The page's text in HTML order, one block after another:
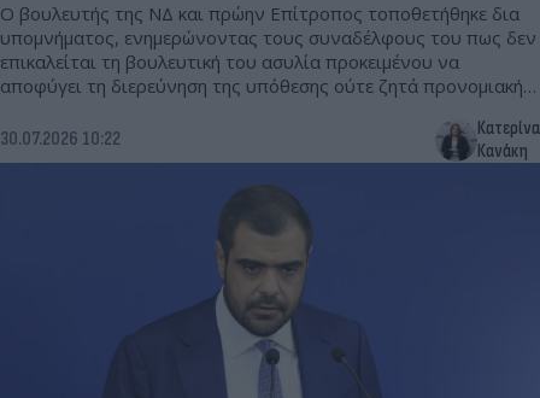
Ο βουλευτής της ΝΔ και πρώην Επίτροπος τοποθετήθηκε δια
υπομνήματος, ενημερώνοντας τους συναδέλφους του πως δεν
επικαλείται τη βουλευτική του ασυλία προκειμένου να
αποφύγει τη διερεύνηση της υπόθεσης ούτε ζητά προνομιακή
30.07.2026 10:22
Κατερίνα
Κανάκη